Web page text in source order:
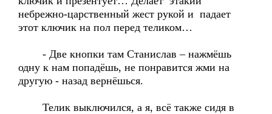
небрежно-царственный жест рукой и падает
этот ключик на пол перед теликом…
- Две кнопки там Станислав – нажмёшь
одну к нам попадёшь, не понравится жми на
другую - назад вернёшься.
Телик выключился, а я, всё также сидя в